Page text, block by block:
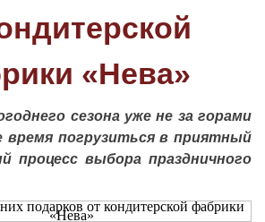
«Нева»
сезона уже не за горами
время погрузиться в приятный
процесс выбора праздничного